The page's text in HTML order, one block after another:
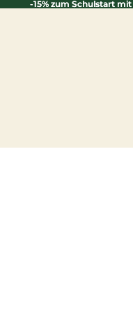
-15% zum Schulstart
-15% zum Schulstart